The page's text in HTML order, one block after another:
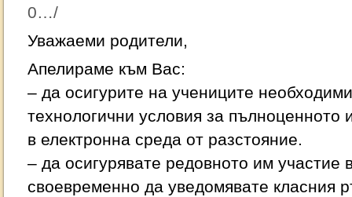
0…/
Уважаеми родители,
Апелираме към Вас:
– да осигурите на учениците
технологични условия за пълноценното
в електронна среда от разстояние.
– да осигурявате редовното им участие
своевременно да уведомявате класния